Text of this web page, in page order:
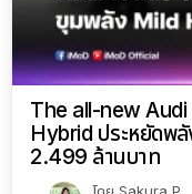
The all-new
Hybrid ประหยัดพ
2.499 ล้านบาท